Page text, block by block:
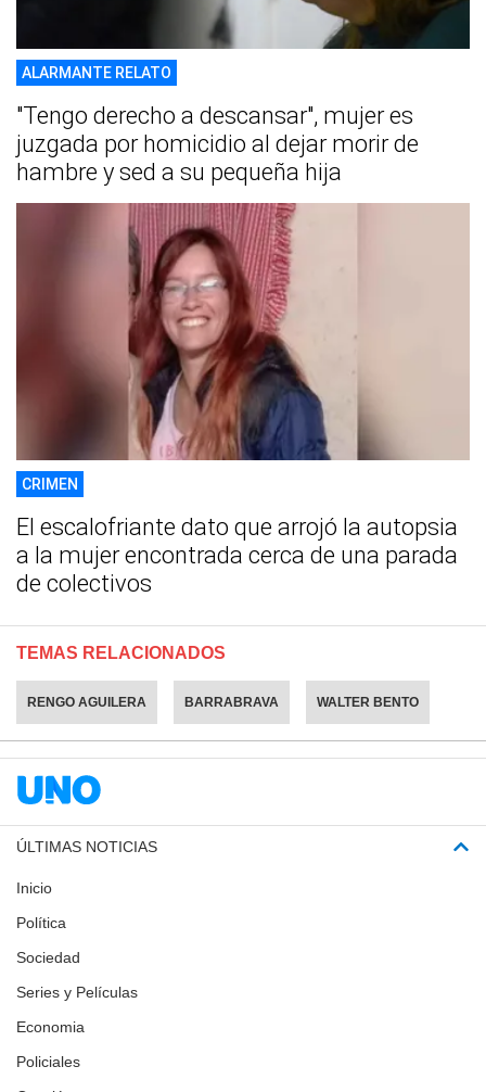
ALARMANTE RELATO
"Tengo derecho a descansar", mujer es
juzgada por homicidio al dejar morir de
hambre y sed a su pequeña hija
CRIMEN
El escalofriante dato que arrojó la autopsia
a la mujer encontrada cerca de una parada
de colectivos
TEMAS RELACIONADOS
RENGO AGUILERA BARRABRAVA WALTER BENTO
ÚLTIMAS NOTICIAS
Inicio
Política
Sociedad
Series y Películas
Economia
Policiales